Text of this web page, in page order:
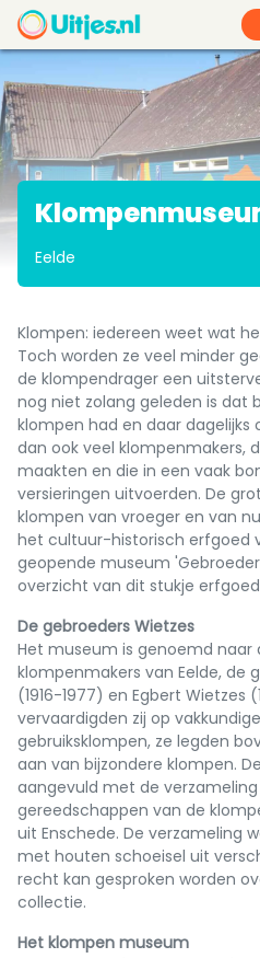
Eelde
Klompen: iedereen weet wat
Toch worden ze veel minder
de klompendrager een
nog niet zolang geleden is dat
klompen had en daar dagelijks
dan ook veel klompenmakers,
maakten en die in een vaak
versieringen uitvoerden. De
klompen van vroeger en van
het cultuur-historisch erfgoed
geopende museum
overzicht van dit stukje
De gebroeders Wietzes
Het museum is genoemd naar
klompenmakers van Eelde, de
(1916-1977) en Egbert Wietzes
vervaardigden zij op
gebruiksklompen, ze legden
aan van bijzondere klompen.
aangevuld met de
gereedschappen van de
uit Enschede. De verzameling
met houten schoeisel uit
recht kan gesproken worden
collectie.
Het klompen museum